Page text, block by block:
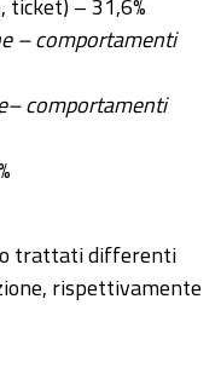
ticket) – 31,6%
– comportamenti
comportamenti
trattati differenti
rispettivamente